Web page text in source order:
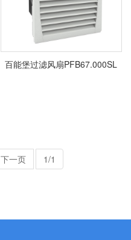
百能堡过滤风扇PFB67.000SL
下一页 1/1